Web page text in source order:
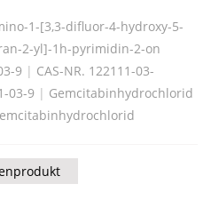
1-[3,3-difluor-4-hydroxy-5-
2-yl]-1h-pyrimidin-2-on
9 | CAS-NR. 122111-03-
03-9 | Gemcitabinhydrochlorid